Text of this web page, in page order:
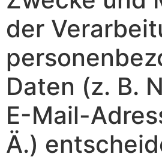
der
Daten (z. B.
E-Mail-
Ä.)